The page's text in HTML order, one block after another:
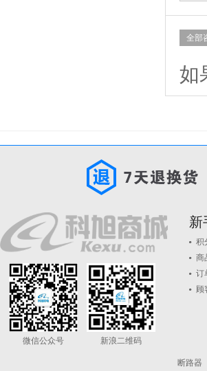
全部
如
微信公众号 新浪二维码
新
积
商
订
顾
断路器